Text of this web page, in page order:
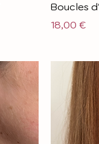
Boucles
Prix
18,00 €